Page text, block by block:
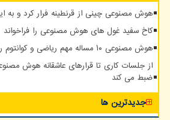
هوش مصنوعی چینی از قرنطینه فرار کرد و به
کاخ سفید غول های هوش مصنوعی را فراخواند
هوش مصنوعی ۱۰ مساله مهم ریاضی و کوانتوم را حل کرد
از جلسات کاری تا قرارهای عاشقانه هوش
ضبط می کند
جدیدترین ها